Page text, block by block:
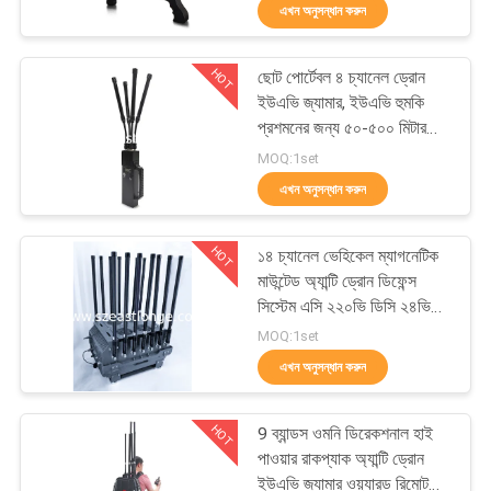
মান
করুন
উদ্ধৃতির
ড্রোন ইউএভি জ্যামার
উচ্চ ক্ষমতা জ্যামার
এখন অনুসন্ধান করুন
HOT
ছোট পোর্টেবল ৪ চ্যানেল ড্রোন
ইউএভি জ্যামার, ইউএভি হুমকি
প্রশমনের জন্য ৫০-৫০০ মিটার
জ্যামিং রেঞ্জ প্রযুক্তি অন্তর্ভুক্ত
MOQ:1set
এখন অনুসন্ধান করুন
HOT
১৪ চ্যানেল ভেহিকেল ম্যাগনেটিক
মাউন্টেড অ্যান্টি ড্রোন ডিফেন্স
সিস্টেম এসি ২২০ভি ডিসি ২৪ভি
কাউন্টার ড্রোন এফপিভি দ্বারা
চালিত উন্নত নিরাপত্তা ব্যবস্থার
জন্য
MOQ:1set
এখন অনুসন্ধান করুন
HOT
9 ব্যান্ডস ওমনি ডিরেকশনাল হাই
পাওয়ার রাকপ্যাক অ্যান্টি ড্রোন
ইউএভি জ্যামার ওয়্যারড রিমোট